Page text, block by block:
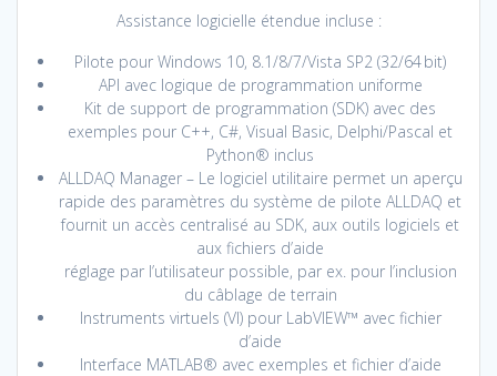
Assistance logicielle étendue incluse :
Pilote pour Windows 10, 8.1/8/7/Vista SP2 (32/64 bit)
API avec logique de programmation uniforme
Kit de support de programmation (SDK) avec des
exemples pour C++, C#, Visual Basic, Delphi/Pascal et
Python® inclus
ALLDAQ Manager – Le logiciel utilitaire permet un aperçu
rapide des paramètres du système de pilote ALLDAQ et
fournit un accès centralisé au SDK, aux outils logiciels et
aux fichiers d’aide
réglage par l’utilisateur possible, par ex. pour l’inclusion
du câblage de terrain
Instruments virtuels (VI) pour LabVIEW™ avec fichier
d’aide
Interface MATLAB® avec exemples et fichier d’aide